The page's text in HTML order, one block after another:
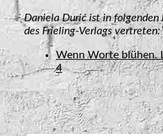
Daniela Durić ist in
des Frieling-Verlags vertreten:
Wenn Worte blühen.
4